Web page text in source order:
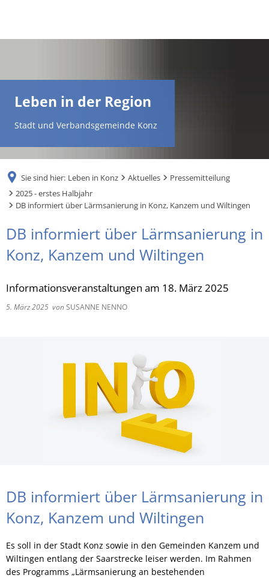
RU
Leben in der Region
Stadt und Verbandsgemeinde Konz
Sie sind hier: Leben in Konz Aktuelles
Pressemitteilung
2025 - erstes Halbjahr
DB informiert über Lärmsanierung in Konz, Kanzem und Wiltingen
DB informiert über Lärmsanierung in
Konz, Kanzem und Wiltingen
Informationsveranstaltungen am 18. März 2025
5. März 2025 vonSUSANNE NENNO
DB informiert über Lärmsanierung in
Konz, Kanzem und Wiltingen
Es soll in der Stadt Konz sowie in den Gemeinden Kanzem und
Wiltingen entlang der Saarstrecke leiser werden. Im Rahmen
des Programms „Lärmsanierung an bestehenden